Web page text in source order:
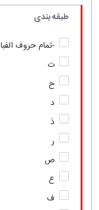
طبقه بندی
-تمام حروف الفبا
ت
ح
د
ذ
ر
ص
ع
ف